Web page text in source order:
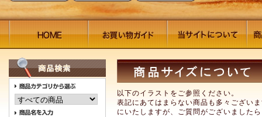
以下のイラストをご参照ください。
表記にあてはまらない商品も多々ござい
にいたしますが、ご質問がございました